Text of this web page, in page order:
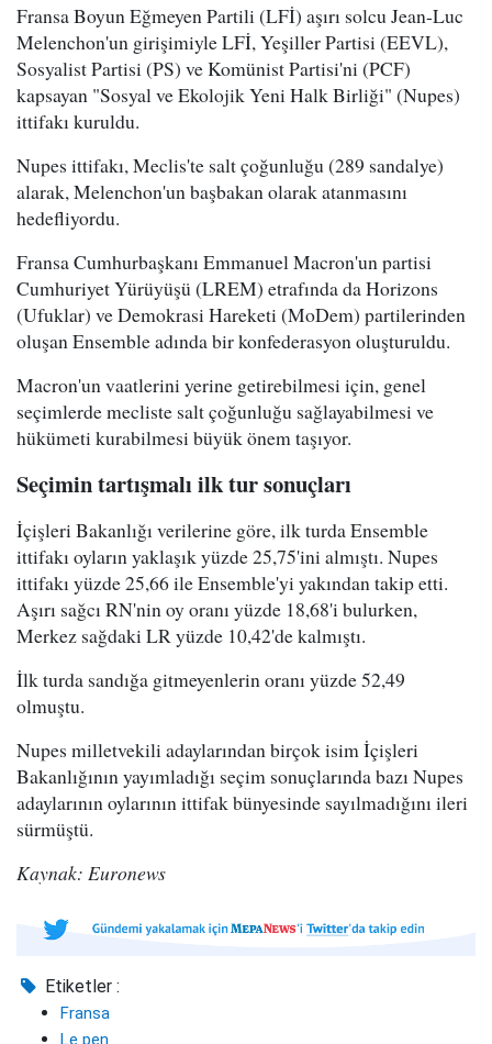
Fransa Boyun Eğmeyen Partili (LFİ) aşırı solcu Jean-Luc
Melenchon'un girişimiyle LFİ, Yeşiller Partisi (EEVL),
Sosyalist Partisi (PS) ve Komünist Partisi'ni (PCF)
kapsayan "Sosyal ve Ekolojik Yeni Halk Birliği" (Nupes)
ittifakı kuruldu.
Nupes ittifakı, Meclis'te salt çoğunluğu (289 sandalye)
alarak, Melenchon'un başbakan olarak atanmasını
hedefliyordu.
Fransa Cumhurbaşkanı Emmanuel Macron'un partisi
Cumhuriyet Yürüyüşü (LREM) etrafında da Horizons
(Ufuklar) ve Demokrasi Hareketi (MoDem) partilerinden
oluşan Ensemble adında bir konfederasyon oluşturuldu.
Macron'un vaatlerini yerine getirebilmesi için, genel
seçimlerde mecliste salt çoğunluğu sağlayabilmesi ve
hükümeti kurabilmesi büyük önem taşıyor.
Seçimin tartışmalı ilk tur sonuçları
İçişleri Bakanlığı verilerine göre, ilk turda Ensemble
ittifakı oyların yaklaşık yüzde 25,75'ini almıştı. Nupes
ittifakı yüzde 25,66 ile Ensemble'yi yakından takip etti.
Aşırı sağcı RN'nin oy oranı yüzde 18,68'i bulurken,
Merkez sağdaki LR yüzde 10,42'de kalmıştı.
İlk turda sandığa gitmeyenlerin oranı yüzde 52,49
olmuştu.
Nupes milletvekili adaylarından birçok isim İçişleri
Bakanlığının yayımladığı seçim sonuçlarında bazı Nupes
adaylarının oylarının ittifak bünyesinde sayılmadığını ileri
sürmüştü.
Kaynak: Euronews
Etiketler :
Fransa
Le pen